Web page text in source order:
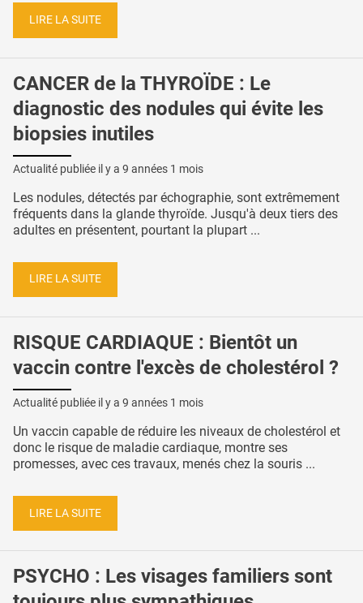
LIRE LA SUITE
CANCER de la THYROÏDE : Le
diagnostic des nodules qui évite les
biopsies inutiles
Actualité publiée il y a 9 années 1 mois
Les nodules, détectés par échographie, sont extrêmement
fréquents dans la glande thyroïde. Jusqu'à deux tiers des
adultes en présentent, pourtant la plupart ...
LIRE LA SUITE
RISQUE CARDIAQUE : Bientôt un
vaccin contre l'excès de cholestérol ?
Actualité publiée il y a 9 années 1 mois
Un vaccin capable de réduire les niveaux de cholestérol et
donc le risque de maladie cardiaque, montre ses
promesses, avec ces travaux, menés chez la souris ...
LIRE LA SUITE
PSYCHO : Les visages familiers sont